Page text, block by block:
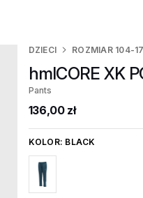
DZIECI ROZMIAR 104-
hmlCORE XK
Pants
136,00 zł
KOLOR: BLACK